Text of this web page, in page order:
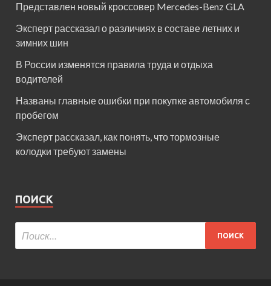
Представлен новый кроссовер Mercedes-Benz GLA
Эксперт рассказал о различиях в составе летних и
зимних шин
В России изменятся правила труда и отдыха
водителей
Названы главные ошибки при покупке автомобиля с
пробегом
Эксперт рассказал, как понять, что тормозные
колодки требуют замены
ПОИСК